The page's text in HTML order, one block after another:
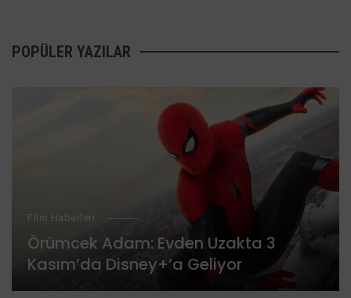
POPÜLER YAZILAR
Film Haberleri
Örümcek Adam: Evden Uzakta 3
Kasım’da Disney+’a Geliyor